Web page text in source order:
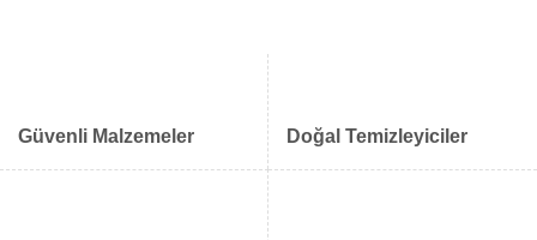
Güvenli Malzemeler Doğal Temizleyiciler